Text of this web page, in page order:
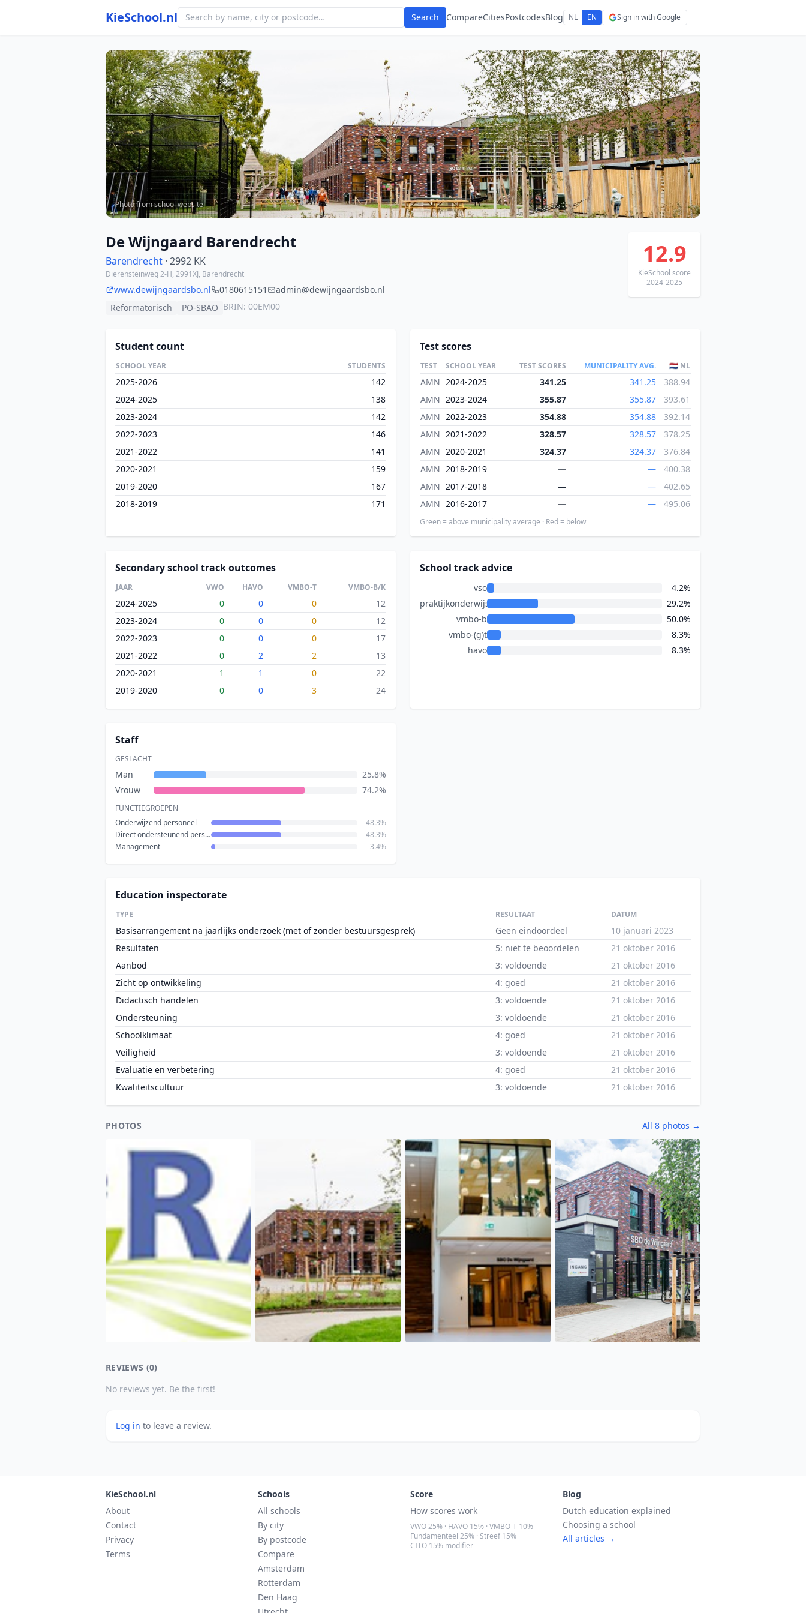
KieSchool.nl Search CompareCitiesPostcodesBlog NL EN Sign in with Google
Photo from school website
De Wijngaard Barendrecht
Barendrecht · 2992 KK
Dierensteinweg 2-H, 2991XJ, Barendrecht
www.dewijngaardsbo.nl 0180615151
admin@dewijngaardsbo.nl
Reformatorisch
PO-SBAO BRIN: 00EM00
12.9
KieSchool score
2024-2025
Student count
SCHOOL YEAR STUDENTS
2025-2026
142
2024-2025
138
2023-2024
142
2022-2023
146
2021-2022
141
2020-2021
159
2019-2020
167
2018-2019
171
Test scores
TEST SCHOOL YEAR TEST SCORES MUNICIPALITY AVG. 🇳🇱 NL
AMN 2024-2025 341.25 341.25
388.94
AMN 2023-2024 355.87 355.87
393.61
AMN 2022-2023 354.88 354.88
392.14
AMN 2021-2022 328.57 328.57
378.25
AMN 2020-2021 324.37 324.37
376.84
AMN 2018-2019 — —
400.38
AMN 2017-2018 — —
402.65
AMN 2016-2017 — — 495.06
Green = above municipality average · Red = below
Secondary school track outcomes
JAAR VWO HAVO VMBO-T VMBO-B/K
2024-2025 0 0 0
12
2023-2024
0 0 0
12
2022-2023
0 0 0
17
2021-2022
0 2 2
13
2020-2021
1 1 0
22
2019-2020
0 0 3 24
School track advice
vso
4.2%
praktijkonderwijs
29.2%
vmbo-b
50.0%
vmbo-(g)t
8.3%
havo
8.3%
Staff
GESLACHT
Man
25.8%
Vrouw
74.2%
FUNCTIEGROEPEN
Onderwijzend personeel
48.3%
Direct ondersteunend personeel
48.3%
Management
3.4%
Education inspectorate
TYPE RESULTAAT DATUM
Basisarrangement na jaarlijks onderzoek (met of zonder bestuursgesprek) Geen eindoordeel
10 januari 2023
Resultaten
5: niet te beoordelen
21 oktober 2016
Aanbod
3: voldoende
21 oktober 2016
Zicht op ontwikkeling
4: goed
21 oktober 2016
Didactisch handelen
3: voldoende
21 oktober 2016
Ondersteuning
3: voldoende
21 oktober 2016
Schoolklimaat
4: goed
21 oktober 2016
Veiligheid
3: voldoende
21 oktober 2016
Evaluatie en verbetering
4: goed
21 oktober 2016
Kwaliteitscultuur
3: voldoende 21 oktober 2016
PHOTOS All 8 photos →
REVIEWS (0)
No reviews yet. Be the first!
Log in to leave a review.
KieSchool.nl
About
Contact
Privacy
Terms
Schools
All schools
By city
By postcode
Compare
Amsterdam
Rotterdam
Den Haag
Score
How scores work
VWO 25% · HAVO 15% · VMBO-T 10%
Fundamenteel 25% · Streef 15%
CITO 15% modifier
Blog
Dutch education explained
Choosing a school
All articles →